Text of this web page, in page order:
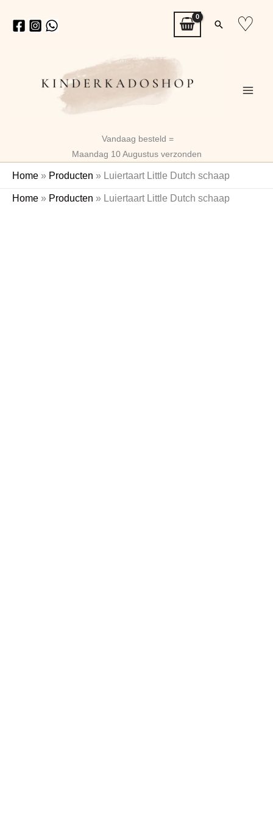
naar
Zoeken
♡
Vandaag besteld =
Maandag 10 Augustus verzonden
Home » Producten » Luiertaart Little Dutch schaap
Home » Producten » Luiertaart Little Dutch schaap
Luiertaart